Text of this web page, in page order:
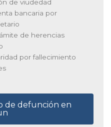
de viudedad
bancaria por
de herencias
por fallecimiento
de defunción en